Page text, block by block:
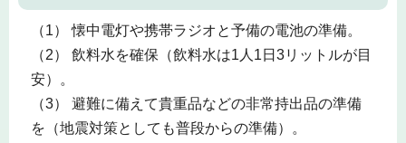
（1） 懐中電灯や携帯ラジオと予備の電池の準備。
（2） 飲料水を確保（飲料水は1人1日3リットルが目
安）。
（3） 避難に備えて貴重品などの非常持出品の準備
を（地震対策としても普段からの準備）。